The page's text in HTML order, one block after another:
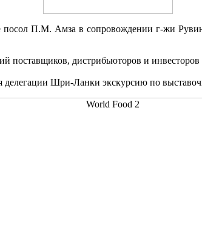
П.М. Амза в сопровождении г-жи
поставщиков, дистрибьюторов и
Шри-Ланки экскурсию по